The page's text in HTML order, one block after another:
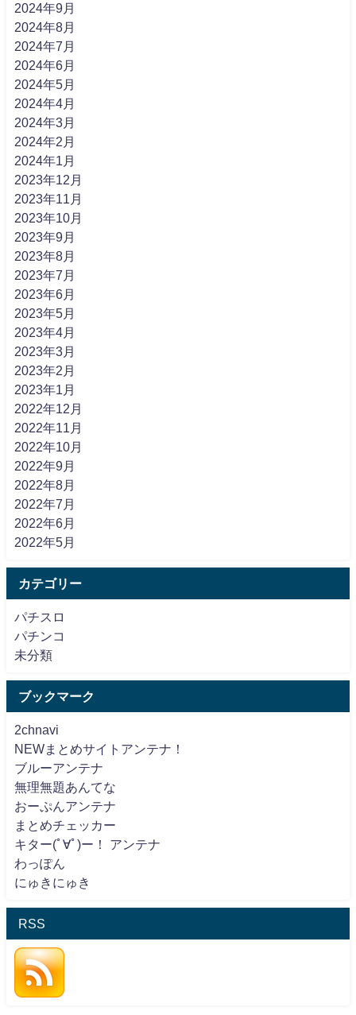
2024年9月
2024年8月
2024年7月
2024年6月
2024年5月
2024年4月
2024年3月
2024年2月
2024年1月
2023年12月
2023年11月
2023年10月
2023年9月
2023年8月
2023年7月
2023年6月
2023年5月
2023年4月
2023年3月
2023年2月
2023年1月
2022年12月
2022年11月
2022年10月
2022年9月
2022年8月
2022年7月
2022年6月
2022年5月
カテゴリー
パチスロ
パチンコ
未分類
ブックマーク
2chnavi
NEWまとめサイトアンテナ！
ブルーアンテナ
無理無題あんてな
おーぷんアンテナ
まとめチェッカー
キター(ﾟ∀ﾟ)ー！ アンテナ
わっぽん
にゅきにゅき
RSS